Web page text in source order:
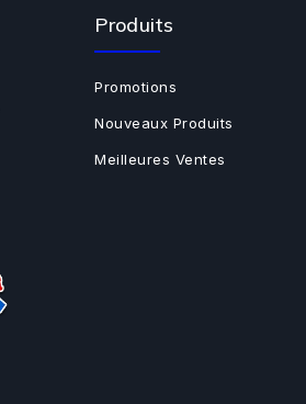
Produits
Promotions
Nouveaux Produits
Meilleures Ventes